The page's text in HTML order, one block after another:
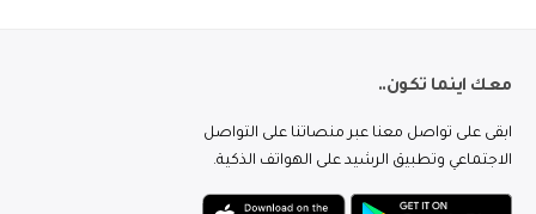
معك اينما تكون..
ابقى على تواصل معنا عبر منصاتنا على التواصل
الاجتماعي وتطبيق الرشيد على الهواتف الذكية.